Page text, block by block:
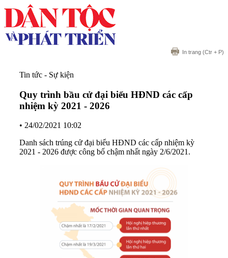
In trang (Ctr + P)
Tin tức - Sự kiện
Quy trình bầu cử đại biểu HĐND các cấp
nhiệm kỳ 2021 - 2026
• 24/02/2021 10:02
Danh sách trúng cử đại biểu HĐND các cấp nhiệm kỳ
2021 - 2026 được công bố chậm nhất ngày 2/6/2021.